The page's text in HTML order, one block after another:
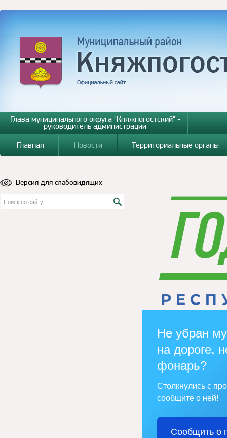
Глава муниципального округа "Княжпогостский" -
руководитель администрации
Главная
Новости Территориальные органы
Версия для слабовидящих
Не убран
на дороге,
фонарь?
Столкнулись с
сообщите о ней!
Сообщить о